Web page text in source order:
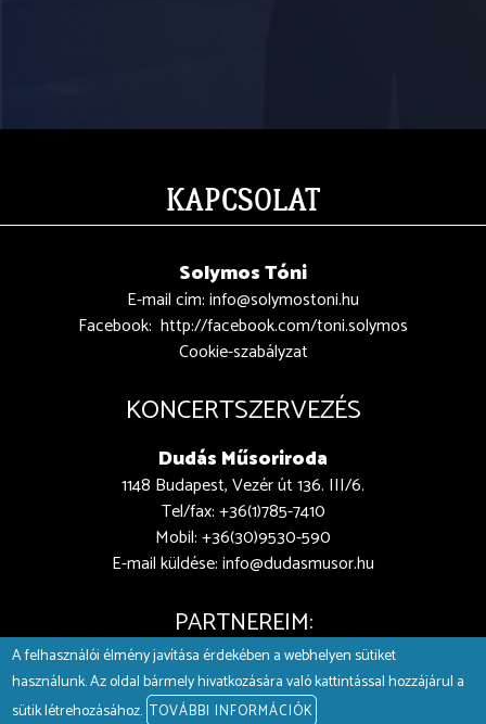
KAPCSOLAT
Solymos Tóni
E-mail cím:info@solymostoni.hu
Facebook: http://facebook.com/toni.solymos
Cookie-szabályzat
KONCERTSZERVEZÉS
Dudás Műsoriroda
1148 Budapest, Vezér út 136. III/6.
Tel/fax: +36(1)785-7410
Mobil: +36(30)9530-590
E-mail küldése:info@dudasmusor.hu
PARTNEREIM:
A felhasználói élmény javítása érdekében a webhelyen sütiket
használunk. Az oldal bármely hivatkozására való kattintással hozzájárul a
sütik létrehozásához. TOVÁBBI INFORMÁCIÓK